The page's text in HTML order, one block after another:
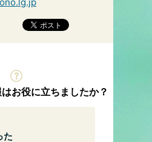
お役に立ちましたか？
た